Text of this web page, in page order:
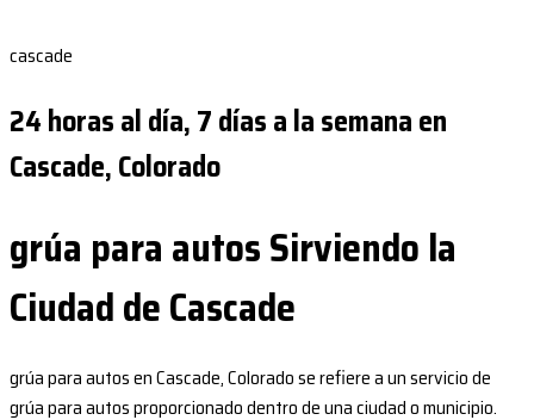
cascade
24 horas al día, 7 días a la semana en
Cascade, Colorado
grúa para autos Sirviendo la
Ciudad de Cascade
grúa para autos en Cascade, Colorado se refiere a un servicio de
grúa para autos proporcionado dentro de una ciudad o municipio.